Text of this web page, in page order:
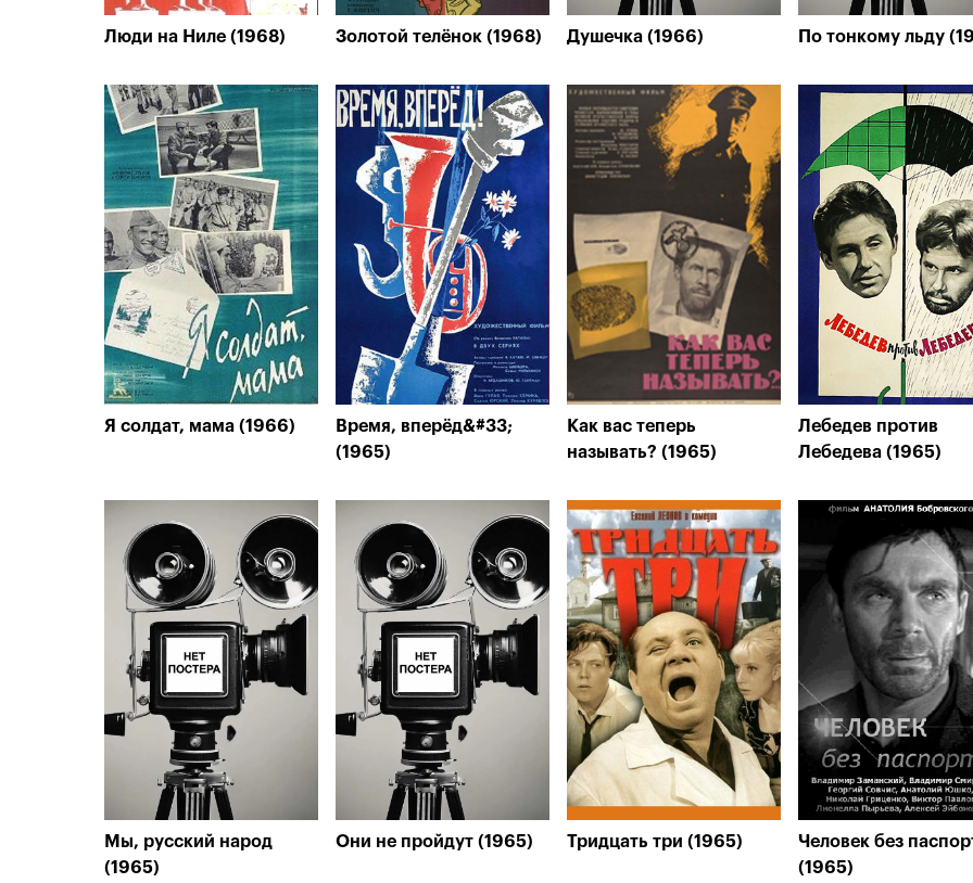
Люди на Ниле (1968) Золотой телёнок (1968) Душечка (1966) По тонкому льду
Я солдат, мама (1966)
Время, вперёд&#33;
(1965)
Как вас теперь
называть? (1965)
Лебедев против
Лебедева (1965)
Мы, русский народ
(1965)
Они не пройдут (1965) Тридцать три (1965)
Человек без
(1965)